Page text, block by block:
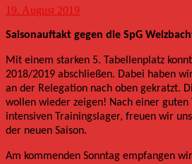
19. August 2019
Saisonauftakt gegen die SpG
Mit einem starken 5. Tabellenplatz
2018/2019 abschließen. Dabei haben
an der Relegation nach oben gekratzt.
wollen wieder zeigen! Nach einer
intensiven Trainingslager, freuen wir
der neuen Saison.
Am kommenden Sonntag empfangen